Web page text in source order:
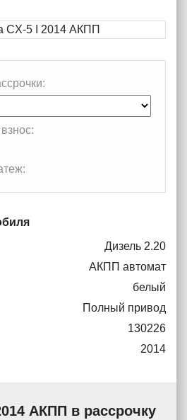
Дизель 2.20
АКПП автомат
белый
Полный привод
130226
2014
АКПП в рассрочку